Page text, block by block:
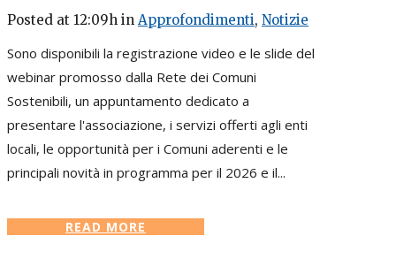
Posted at 12:09h in Approfondimenti, Notizie
Sono disponibili la registrazione video e le slide del
webinar promosso dalla Rete dei Comuni
Sostenibili, un appuntamento dedicato a
presentare l'associazione, i servizi offerti agli enti
locali, le opportunità per i Comuni aderenti e le
principali novità in programma per il 2026 e il...
READ MORE